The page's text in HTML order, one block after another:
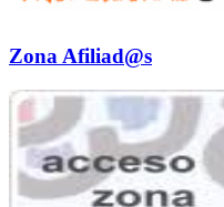
Zona Afiliad@s